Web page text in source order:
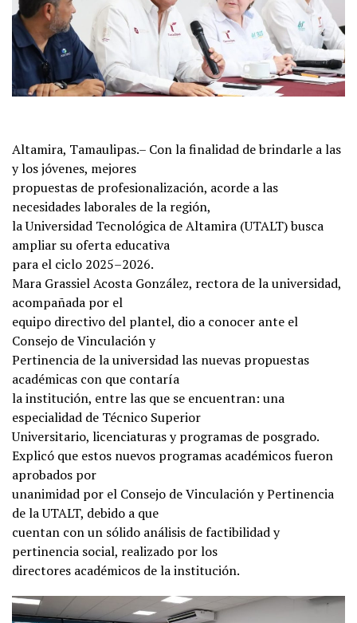
Altamira, Tamaulipas.– Con la finalidad de brindarle a las
y los jóvenes, mejores
propuestas de profesionalización, acorde a las
necesidades laborales de la región,
la Universidad Tecnológica de Altamira (UTALT) busca
ampliar su oferta educativa
para el ciclo 2025–2026.
Mara Grassiel Acosta González, rectora de la universidad,
acompañada por el
equipo directivo del plantel, dio a conocer ante el
Consejo de Vinculación y
Pertinencia de la universidad las nuevas propuestas
académicas con que contaría
la institución, entre las que se encuentran: una
especialidad de Técnico Superior
Universitario, licenciaturas y programas de posgrado.
Explicó que estos nuevos programas académicos fueron
aprobados por
unanimidad por el Consejo de Vinculación y Pertinencia
de la UTALT, debido a que
cuentan con un sólido análisis de factibilidad y
pertinencia social, realizado por los
directores académicos de la institución.